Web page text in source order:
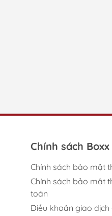
Chính sách
Chính sách bảo mật
Chính sách bảo mật
toán
Điều khoản giao dịch